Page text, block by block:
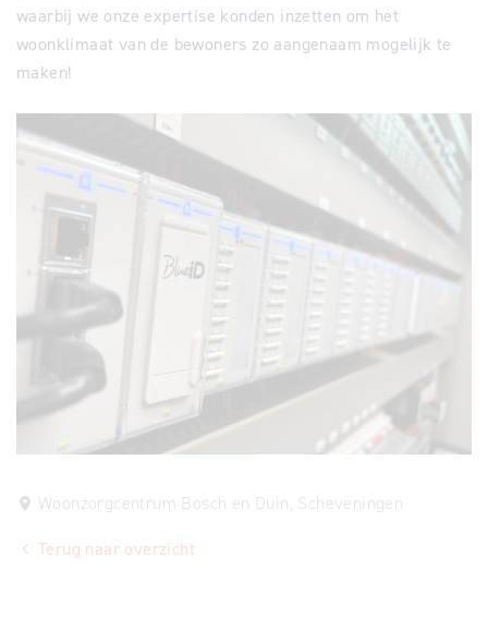
waarbij we onze expertise konden inzetten om het
woonklimaat van de bewoners zo aangenaam mogelijk te
maken!
Woonzorgcentrum Bosch en Duin, Scheveningen
Terug naar overzicht